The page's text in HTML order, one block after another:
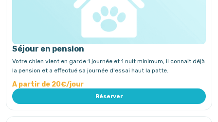
Séjour en pension
Votre chien vient en garde 1 journée et 1 nuit minimum, il connait déjà
la pension et a effectué sa journée d'essai haut la patte.
A partir de 20€/jour
Réserver